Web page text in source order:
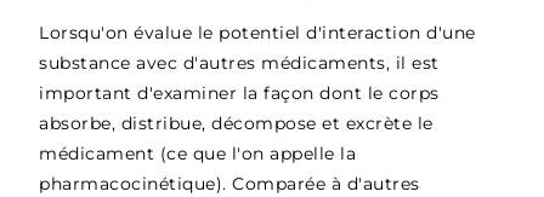
Lorsqu'on évalue le potentiel d'interaction d'une
substance avec d'autres médicaments, il est
important d'examiner la façon dont le corps
absorbe, distribue, décompose et excrète le
médicament (ce que l'on appelle la
pharmacocinétique). Comparée à d'autres